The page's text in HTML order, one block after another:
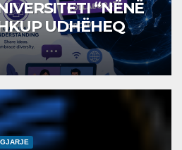
“NËNË
UDHËHEQ
PËR
DHE